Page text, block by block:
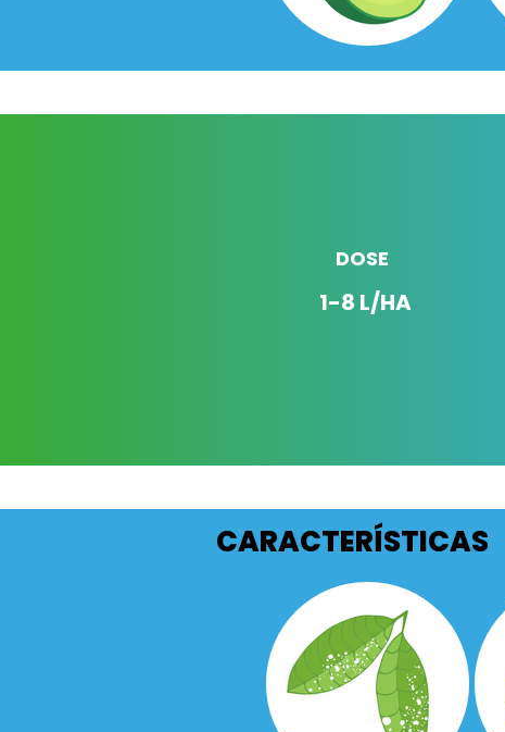
DOSE
1-8 L/HA
CARACTERÍSTICAS